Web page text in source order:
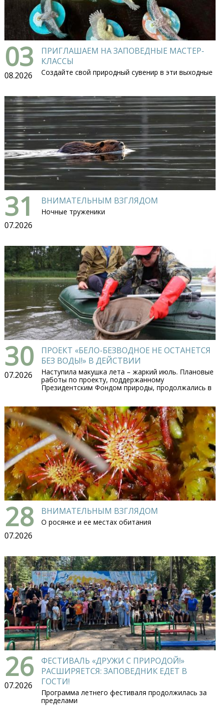
03
08.2026
ПРИГЛАШАЕМ НА ЗАПОВЕДНЫЕ МАСТЕР-
КЛАССЫ
Создайте свой природный сувенир в эти выходные
31
07.2026
ВНИМАТЕЛЬНЫМ ВЗГЛЯДОМ
Ночные труженики
30
07.2026
ПРОЕКТ «БЕЛО-БЕЗВОДНОЕ НЕ ОСТАНЕТСЯ
БЕЗ ВОДЫ!» В ДЕЙСТВИИ
Наступила макушка лета – жаркий июль. Плановые
работы по проекту, поддержанному
Президентским Фондом природы, продолжались в
28
07.2026
ВНИМАТЕЛЬНЫМ ВЗГЛЯДОМ
О росянке и ее местах обитания
26
07.2026
ФЕСТИВАЛЬ «ДРУЖИ С ПРИРОДОЙ!»
РАСШИРЯЕТСЯ: ЗАПОВЕДНИК ЕДЕТ В
ГОСТИ!
Программа летнего фестиваля продолжилась за
пределами